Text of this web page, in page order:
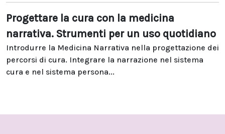
Progettare la cura con la medicina
narrativa. Strumenti per un uso quotidiano
Introdurre la Medicina Narrativa nella progettazione dei
percorsi di cura. Integrare la narrazione nel sistema
cura e nel sistema persona...